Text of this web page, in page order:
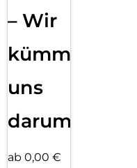
– Wir
kümmern
uns
darum!
ab 0,00 €